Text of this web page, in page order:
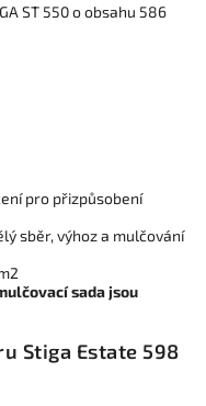
ST 550 o obsahu 586
pro přizpůsobení
sběr, výhoz a mulčování
sada jsou
Stiga Estate 598